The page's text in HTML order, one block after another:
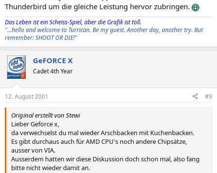
Thunderbird um die gleiche Leistung hervor zubringen.
Das Leben ist ein Scheiss-Spiel, aber die Grafik ist toll.
"...hello and welcome to Turrican. Be my guest. Another day, another try. But
remember: SHOOT OR DIE!"
GeFORCE X
Cadet 4th Year
12. August 2001 #9
Original erstellt von Stewi
Lieber Geforce x,
da verwechselst du mal wieder Arschbacken mit Kuchenbacken.
Es gibt durchaus auch für AMD CPU's noch andere Chipsätze,
ausser von VIA.
Ausserdem hatten wir diese Diskussion doch schon mal, also fang
bitte nicht wieder damit an.